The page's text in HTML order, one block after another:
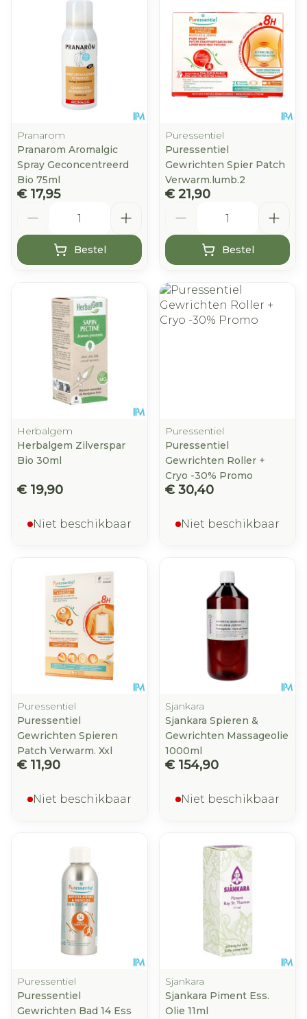
Pranarom
Pranarom Aromalgic
Spray Geconcentreerd
Bio 75ml
€ 17,95
Bestel
Puressentiel
Puressentiel
Gewrichten Spier Patch
Verwarm.lumb.2
€ 21,90
Bestel
Herbalgem
Herbalgem Zilverspar
Bio 30ml
€ 19,90
Niet beschikbaar
Puressentiel
Puressentiel
Gewrichten Roller +
Cryo -30% Promo
€ 30,40
Niet beschikbaar
Puressentiel
Puressentiel
Gewrichten Spieren
Patch Verwarm. Xxl
€ 11,90
Niet beschikbaar
Sjankara
Sjankara Spieren &
Gewrichten Massageolie
1000ml
€ 154,90
Niet beschikbaar
Puressentiel
Puressentiel
Gewrichten Bad 14 Ess
Sjankara
Sjankara Piment Ess.
Olie 11ml